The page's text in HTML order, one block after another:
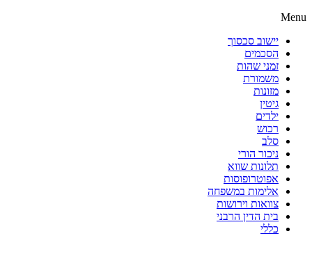
Menu
יישוב סכסוך
הסכמים
זמני שהות
משמורת
מזונות
גיטין
ילדים
רכוש
סלב
ניכור הורי
תלונות שווא
אפוטרופוסות
אלימות במשפחה
צוואות וירושות
בית הדין הרבני
כללי